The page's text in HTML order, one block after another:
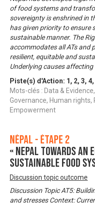
of food systems and
sovereignty is enshrined in
has given priority to ensure
sustainable manner. The
accommodates all ATs and
resilient, equitable and
Underlying causes affecting
Piste(s) d'Action: 1 , 2, 3, 4,
Mots-clés : Data &
Governance, Human rights,
Empowerment
Népal - Étape 2
« Nepal towards
sustainable food
Discussion topic outcome
Discussion Topic AT5:
and stresses Context: